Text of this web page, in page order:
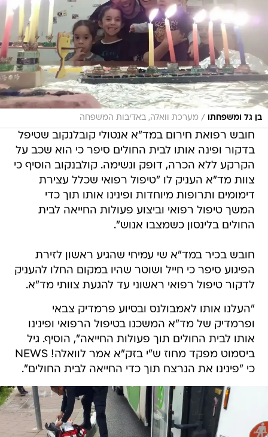
בן גל ומשפחתו / מערכת וואלה, באדיבות המשפחה
חובש רפואת חירום במד"א אנטולי קובלנקוב שטיפל
בדקור ופינה אותו לבית החולים סיפר כי הוא שכב על
הקרקע ללא הכרה, דופק ונשימה. קולבנקוב הוסיף כי
צוות מד"א העניק לו "טיפול רפואי שכלל עצירת
דימומים ותרופות מיוחדות ופינינו אותו תוך כדי
המשך טיפול רפואי וביצוע פעולות החייאה לבית
החולים בלינסון כשמצבו אנוש".
חובש בכיר במד"א שי עמיחי שהגיע ראשון לזירת
הפיגוע סיפר כי חייל ושוטר שהיו במקום החלו להעניק
לדקור טיפול רפואי ראשוני עד להגעת צוותי מד"א.
"העלנו אותו לאמבולנס ובסיוע פרמדיק צבאי
ופרמדיק של מד"א המשכנו בטיפול הרפואי ופינינו
אותו לבית החולים תוך פעולות החייאה", הוסיף. גיל
ביסמוט מפקד מחוז ש"י בזק"א אמר לוואלה! NEWS
כי "פינינו את הנרצח תוך כדי החייאה לבית החולים".